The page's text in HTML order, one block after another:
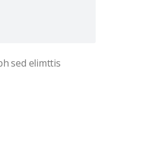
sed elimttis